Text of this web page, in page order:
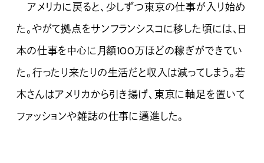
アメリカに戻ると、少しずつ東京の仕事が入り始め
た。やがて拠点をサンフランシスコに移した頃には、日
本の仕事を中心に月額100万ほどの稼ぎができてい
た。行ったり来たりの生活だと収入は減ってしまう。若
木さんはアメリカから引き揚げ、東京に軸足を置いて
ファッションや雑誌の仕事に邁進した。